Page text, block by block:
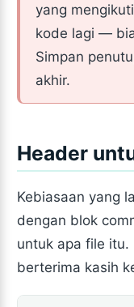
yang
kode lagi —
Simpan
akhir.
Header
Kebiasaan yang
dengan blok
untuk apa file itu.
berterima kasih